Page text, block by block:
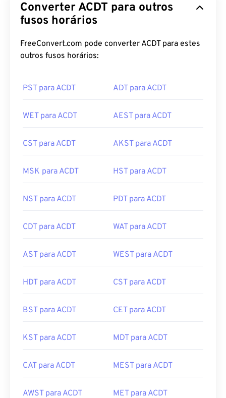
Converter ACDT para outros
fusos horários
FreeConvert.com pode converter ACDT para estes
outros fusos horários:
PST para ACDT ADT para ACDT
WET para ACDT AEST para ACDT
CST para ACDT AKST para ACDT
MSK para ACDT HST para ACDT
NST para ACDT PDT para ACDT
CDT para ACDT WAT para ACDT
AST para ACDT WEST para ACDT
HDT para ACDT CST para ACDT
BST para ACDT CET para ACDT
KST para ACDT MDT para ACDT
CAT para ACDT MEST para ACDT
AWST para ACDT MET para ACDT